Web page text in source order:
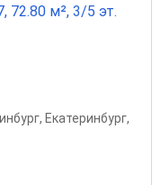
72.80 м², 3/5 эт.
, Екатеринбург,